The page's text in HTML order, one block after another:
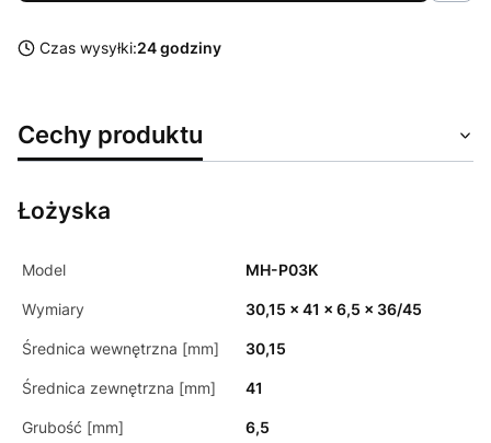
Czas wysyłki:24 godziny
Cechy produktu
Łożyska
Model MH-P03K
Wymiary 30,15 x 41 x 6,5 x 36/45
Średnica wewnętrzna [mm] 30,15
Średnica zewnętrzna [mm] 41
Grubość [mm] 6,5